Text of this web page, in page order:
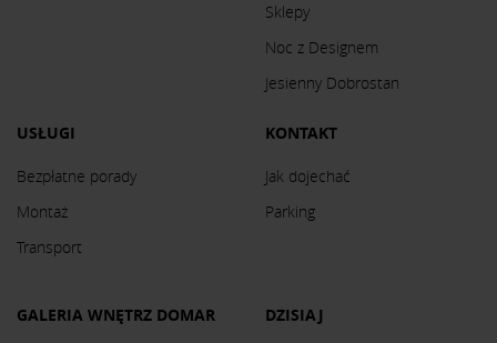
Sklepy
Noc z Designem
Jesienny Dobrostan
USŁUGI
Bezpłatne porady
Montaż
Transport
KONTAKT
Jak dojechać
Parking
GALERIA WNĘTRZ DOMAR
DZISIAJ